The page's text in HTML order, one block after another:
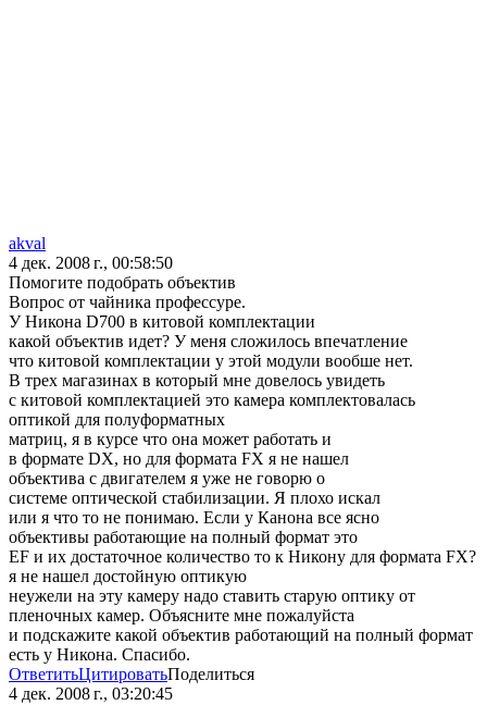
akval
4 дек. 2008 г., 00:58:50
Помогите подобрать объектив
Вопрос от чайника профессуре.
У Никона D700 в китовой комплектации
какой объектив идет? У меня сложилось впечатление
что китовой комплектации у этой модули вообше нет.
В трех магазинах в который мне довелось увидеть
с китовой комплектацией это камера комплектовалась
оптикой для полуформатных
матриц, я в курсе что она может работать и
в формате DX, но для формата FX я не нашел
объектива с двигателем я уже не говорю о
системе оптической стабилизации. Я плохо искал
или я что то не понимаю. Если у Канона все ясно
объективы работающие на полный формат это
EF и их достаточное количество то к Никону для формата FX?
я не нашел достойную оптикую
неужели на эту камеру надо ставить старую оптику от
пленочных камер. Объясните мне пожалуйста
и подскажите какой объектив работающий на полный формат
есть у Никона. Спасибо.
ОтветитьЦитироватьПоделиться
4 дек. 2008 г., 03:20:45